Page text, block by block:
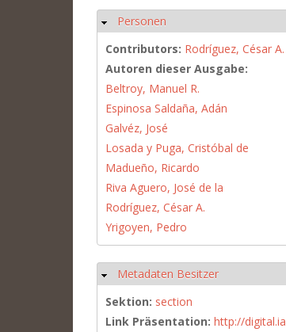
Hide
Personen
Contributors: Rodríguez, César A.
Autoren dieser Ausgabe:
Beltroy, Manuel R.
Espinosa Saldaña, Adán
Galvéz, José
Losada y Puga, Cristóbal de
Madueño, Ricardo
Riva Aguero, José de la
Rodríguez, César A.
Yrigoyen, Pedro
Hide
Metadaten Besitzer
Sektion: section
Link Präsentation: http://